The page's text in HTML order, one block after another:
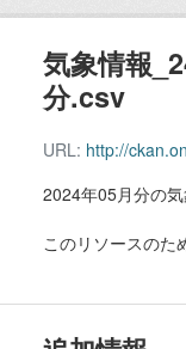
気象情報
分.csv
URL: http://ckan.onizuka.co.jp/dataset/
2024年05月分の
このリソースのた